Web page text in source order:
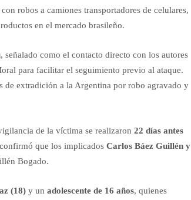
robos a camiones transportadores de celulares,
en el mercado brasileño.
, señalado como el contacto directo con los autores
para facilitar el seguimiento previo al ataque.
extradición a la Argentina por robo agravado y
de la víctima se realizaron 22 días antes
que los implicados Carlos Báez Guillén y
Bogado.
(18) y un adolescente de 16 años, quienes